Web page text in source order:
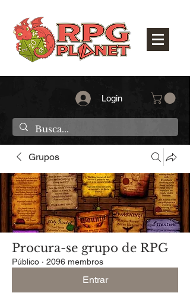
Login
Grupos
Procura-se grupo de RPG
Público · 2096 membros
Entrar